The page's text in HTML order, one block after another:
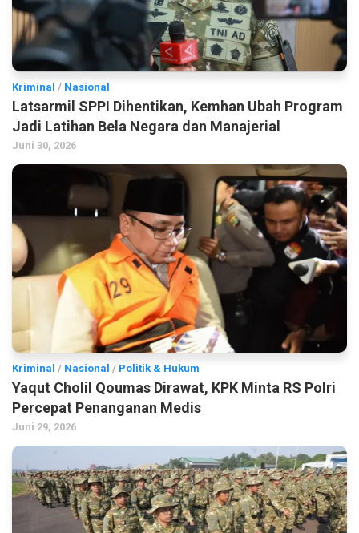
Kriminal / Nasional
Latsarmil SPPI Dihentikan, Kemhan Ubah Program
Jadi Latihan Bela Negara dan Manajerial
Juni 30, 2026
Kriminal / Nasional / Politik & Hukum
Yaqut Cholil Qoumas Dirawat, KPK Minta RS Polri
Percepat Penanganan Medis
Juni 29, 2026